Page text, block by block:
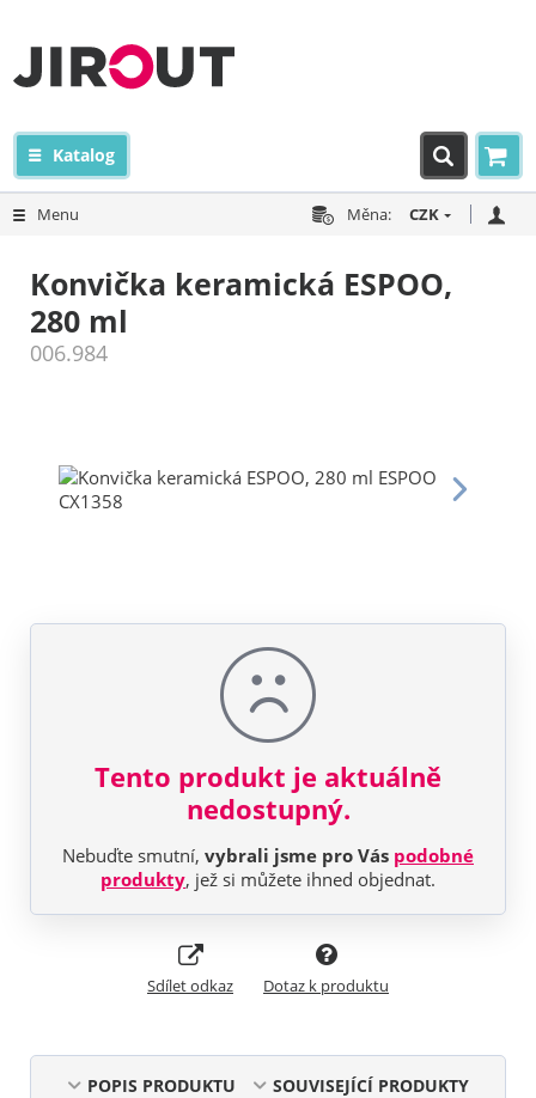
Katalog
Menu Měna: CZK
Konvička keramická ESPOO,
280 ml
006.984
Tento produkt je aktuálně
nedostupný.
Nebuďte smutní, vybrali jsme pro Vás podobné
produkty, jež si můžete ihned objednat.
Sdílet odkaz Dotaz k produktu
POPIS PRODUKTU SOUVISEJÍCÍ PRODUKTY